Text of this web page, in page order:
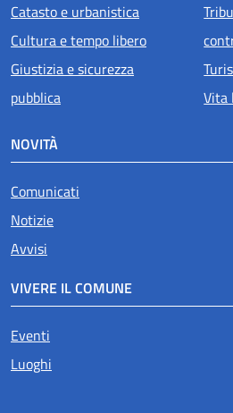
Catasto e urbanistica
Cultura e tempo libero
Giustizia e sicurezza
pubblica
Vita
NOVITÀ
Comunicati
Notizie
Avvisi
VIVERE IL COMUNE
Eventi
Luoghi